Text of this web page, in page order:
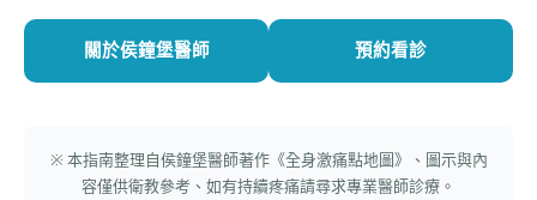
關於侯鐘堡醫師 預約看診
※ 本指南整理自侯鐘堡醫師著作《全身激痛點地圖》、圖示與內
容僅供衛教參考、如有持續疼痛請尋求專業醫師診療。